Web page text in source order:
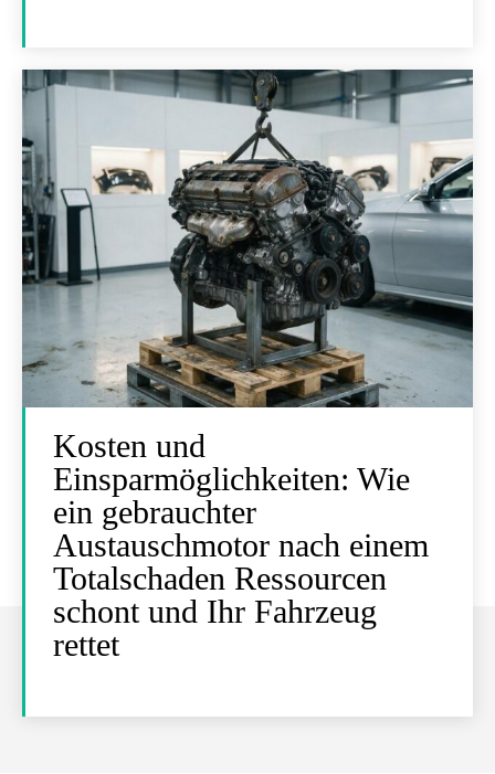
Kosten und
Einsparmöglichkeiten: Wie
ein gebrauchter
Austauschmotor nach einem
Totalschaden Ressourcen
schont und Ihr Fahrzeug
rettet